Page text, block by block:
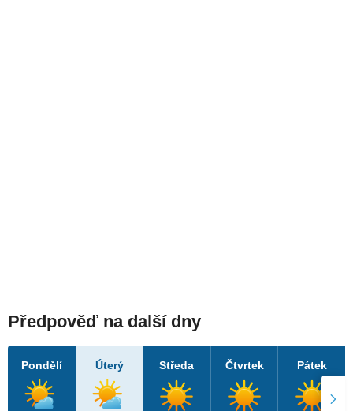
Předpověď na další dny
Pondělí Úterý Středa Čtvrtek Pátek